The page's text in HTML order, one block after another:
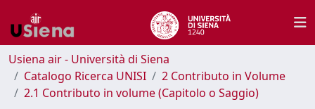
Usiena air - Università di Siena
Catalogo Ricerca UNISI
2 Contributo in Volume
2.1 Contributo in volume (Capitolo o Saggio)